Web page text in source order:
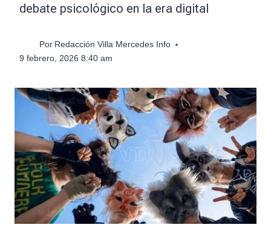
debate psicológico en la era digital
Por Redacción Villa Mercedes Info
9 febrero, 2026 8:40 am